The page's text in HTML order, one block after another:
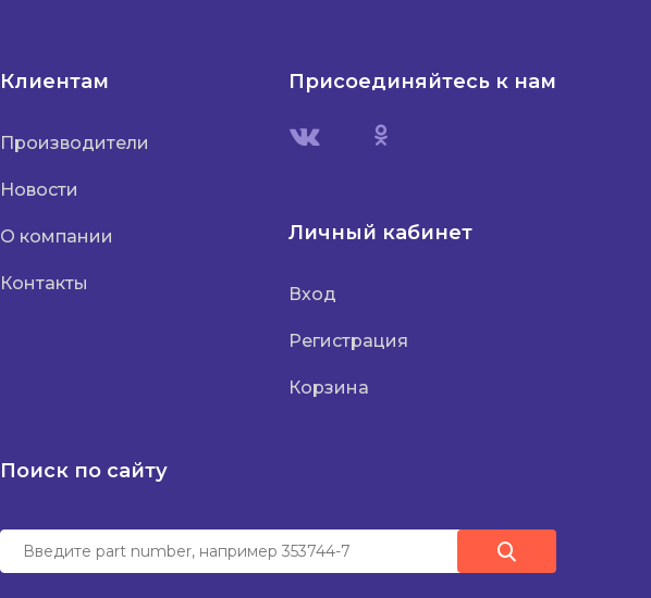
Клиентам
Производители
Новости
О компании
Контакты
Присоединяйтесь к нам
Личный кабинет
Вход
Регистрация
Корзина
Поиск по сайту